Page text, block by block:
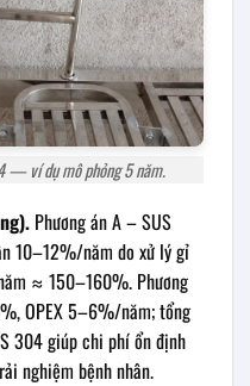
— ví dụ mô phỏng 5 năm.
Phương án A – SUS
10–12%/năm do xử lý gỉ
≈ 150–160%. Phương
OPEX 5–6%/năm; tổng
304 giúp chi phí ổn định
nghiệm bệnh nhân.